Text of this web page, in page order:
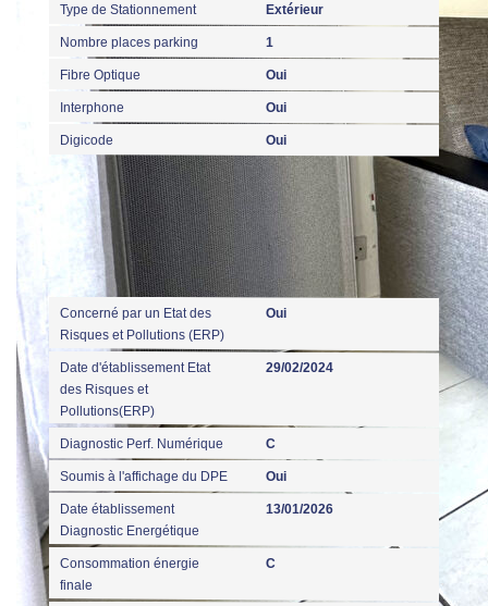
Type de Stationnement Extérieur
Nombre places parking 1
Fibre Optique Oui
Interphone Oui
Digicode Oui
Diagnostics
Concerné par un Etat des
Risques et Pollutions (ERP)
Oui
Date d'établissement Etat
des Risques et
Pollutions(ERP)
29/02/2024
Diagnostic Perf. Numérique C
Soumis à l'affichage du DPE Oui
Date établissement
Diagnostic Energétique
13/01/2026
Consommation énergie
finale
C